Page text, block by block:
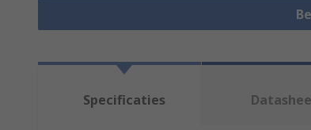
Specificaties